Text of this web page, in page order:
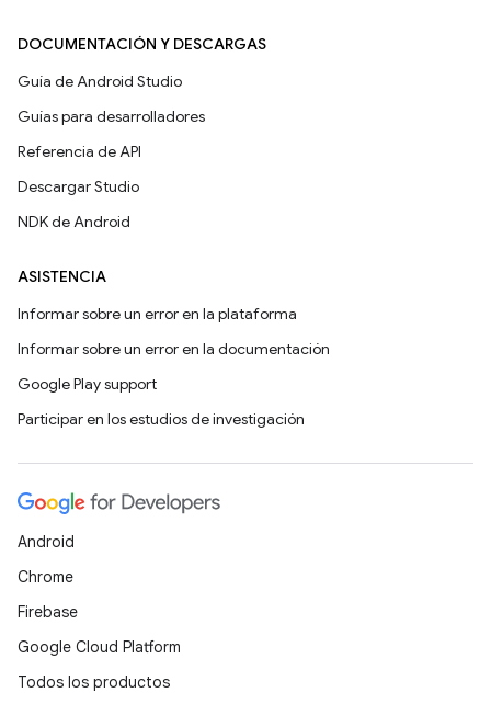
DOCUMENTACIÓN Y DESCARGAS
Guía de Android Studio
Guías para desarrolladores
Referencia de API
Descargar Studio
NDK de Android
ASISTENCIA
Informar sobre un error en la plataforma
Informar sobre un error en la documentación
Google Play support
Participar en los estudios de investigación
Android
Chrome
Firebase
Google Cloud Platform
Todos los productos